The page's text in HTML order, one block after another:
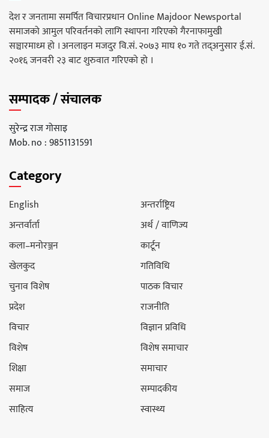
देश र जनतामा समर्पित विचारप्रधान Online Majdoor Newsportal
समाजको आमुल परिवर्तनको लागि स्थापना गरिएको गैरनाफामुखी
सञ्चारमाध्म हो । अनलाइन मजदुर वि.सं. २०७३ माघ १० गते तद्अनुसार ई.सं.
२०१६ जनवरी २३ बाट शुरुवात गरिएको हो ।
सम्पादक / संचालक
सुरेन्द्र राज गोसाइ
Mob. no : 9851131591
Category
English
अन्तर्राष्ट्रिय
अन्तर्वार्ता
अर्थ / वाणिज्य
कला–मनोरञ्जन
कार्टून
खेलकुद
गतिविधि
चुनाव विशेष
पाठक विचार
प्रदेश
राजनीति
विचार
विज्ञान प्रविधि
विशेष
विशेष समाचार
शिक्षा
समाचार
समाज
सम्पादकीय
साहित्य
स्वास्थ्य